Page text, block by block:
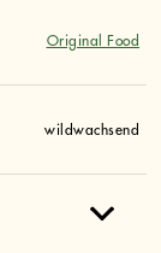
Original Food
wildwachsend